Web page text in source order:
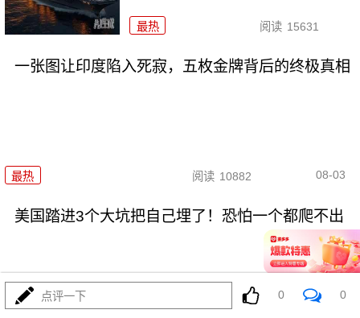
最热 阅读 15631
一张图让印度陷入死寂，五枚金牌背后的终极真相
最热 阅读 10882 08-03
美国踏进3个大坑把自己埋了！恐怕一个都爬不出
点评一下 0 0